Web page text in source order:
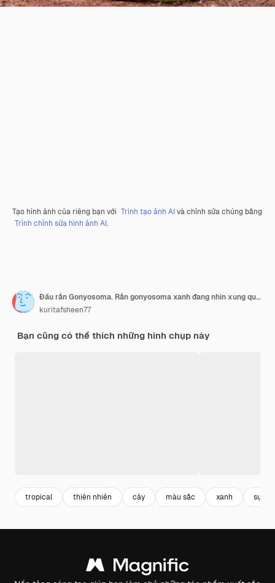
Tạo hình ảnh của riêng bạn với Trình tạo ảnh AIvà chỉnh sửa chúng bằng
Trình chỉnh sửa hình ảnh AI.
Đầu rắn Gonyosoma. Rắn gonyosoma xanh đang nhìn xung quanh. Gonyosoma oxycephalum
kuritafsheen77
Bạn cũng có thể thích những hình chụp này
tropical thiên nhiên cây màu sắc xanh sự